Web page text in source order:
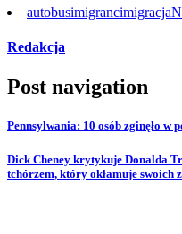
autobusimigrancimigracja
Redakcja
Post navigation
Pennsylwania: 10 osób zginęło w
Dick Cheney krytykuje Donalda
tchórzem, który okłamuje swoich